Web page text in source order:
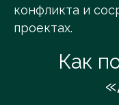
конфликта и
проектах.
Как